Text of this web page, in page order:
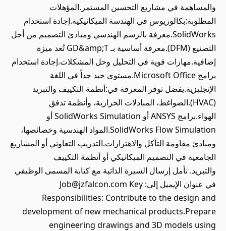
والمساهمة في مشاريع التحسين المستمر.المؤهلات
المطلوبة:بكالوريوس في الهندسة الميكانيكية.إجادة استخدام
SolidWorks.معرفة بالرسم الهندسي ومبادئ التصميم من أجل
التصنيع (DFM).معرفة أساسية بـ GD&amp;T تُعد ميزة
إضافية.مهارات قوية في التحليل وحل المشكلات.إجادة استخدام
برامج Microsoft Office.مستوى جيد جداً في اللغة
الإنجليزية.يفضل توفر المعرفة في:أنظمة التكييف والتبريد
(HVAC).الضواغط، المبادلات الحرارية، وأنظمة تدفق
الهواء.برامج ANSYS أو SolidWorks Simulation أو
SolidWorks Flow Simulation.المواد الهندسية وخصائصها،
ومبادئ مقاومة التآكل والاهتزازات.التدريب التعاوني أو المشاريع
الجامعية في التصميم الميكانيكي أو أنظمة التكييف
والتبريد. نأمل إرسال السيرة الذاتية مع كتابة المسمى الوظيفي
في عنوان الإيميل إلى: Job@jzfalcon.com Key
Responsibilities: Contribute to the design and
development of new mechanical products.Prepare
engineering drawings and 3D models using